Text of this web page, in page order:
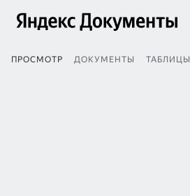
ПРОСМОТР ДОКУМЕНТЫ ТАБЛИЦЫ